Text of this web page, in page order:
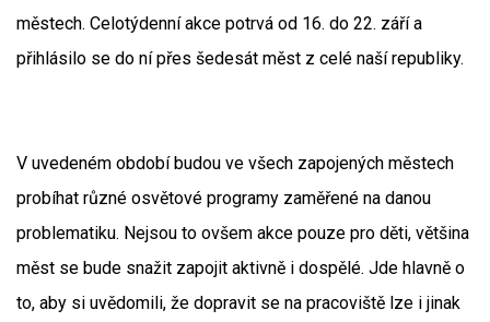
městech. Celotýdenní akce potrvá od 16. do 22. září a
přihlásilo se do ní přes šedesát měst z celé naší republiky.
V uvedeném období budou ve všech zapojených městech
probíhat různé osvětové programy zaměřené na danou
problematiku. Nejsou to ovšem akce pouze pro děti, většina
měst se bude snažit zapojit aktivně i dospělé. Jde hlavně o
to, aby si uvědomili, že dopravit se na pracoviště lze i jinak